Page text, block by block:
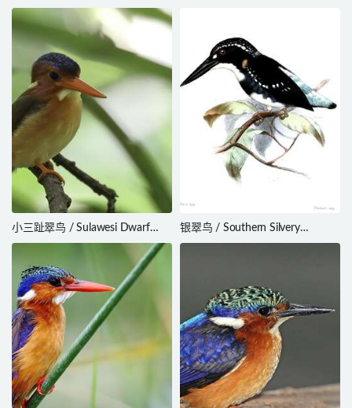
Kingfisher / Halcyon albiventris
小三趾翠鸟 / Sulawesi Dwarf
Kingfisher / Ceyx fallax
银翠鸟 / Southern Silvery
Kingfisher / Ceyx argentatus